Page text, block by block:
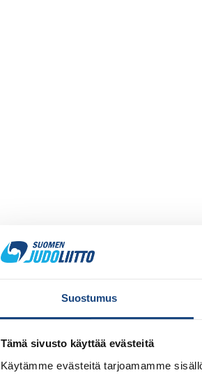
Suostumus
Tämä sivusto käyttää evästeitä
Käytämme evästeitä tarjoamamme